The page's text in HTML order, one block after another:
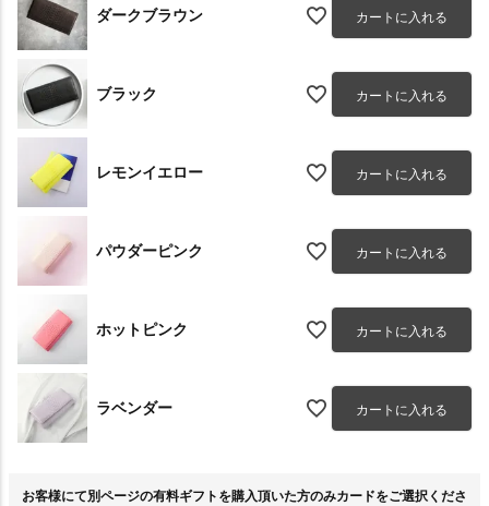
ダークブラウン カートに入れる
ブラック カートに入れる
レモンイエロー カートに入れる
パウダーピンク カートに入れる
ホットピンク カートに入れる
ラベンダー カートに入れる
お客様にて別ページの有料ギフトを購入頂いた方のみカードをご選択くださ